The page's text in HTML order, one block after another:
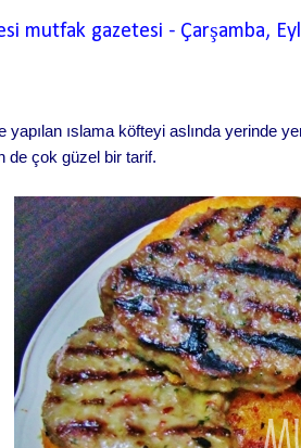
mutfak gazetesi - Çarşamba,
yapılan ıslama köfteyi aslında yerinde
de çok güzel bir tarif.